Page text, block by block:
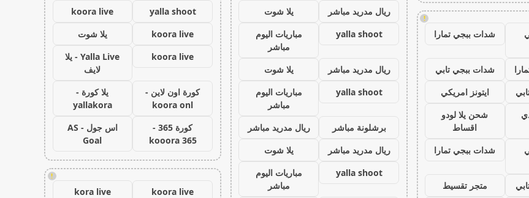
!
شدات ببجي تمارا
شدات ببجي تابي
ايتونز امريكي
شحن يلا لودو
اقساط
شدات ببجي تمارا
متجر تقسيط
ريال مدريد مباشر
يلا شوت
yalla shoot
مباريات اليوم
مباشر
ريال مدريد مباشر
يلا شوت
yalla shoot
مباريات اليوم
مباشر
برشلونة مباشر
ريال مدريد مباشر
ريال مدريد مباشر
يلا شوت
yalla shoot
مباريات اليوم
مباشر
yalla shoot
koora live
koora live
يلا شوت
koora live
Yalla Live - يلا
لايف
كورة اون لاين -
koora onl
يلا كورة -
yallakora
كورة 365 -
kooora 365
اس جول - AS
Goal
!
koora live
kora live